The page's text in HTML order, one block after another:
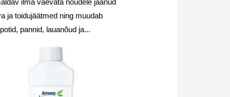
ja toidujäätmed ning muudab
pannid, lauanõud ja...